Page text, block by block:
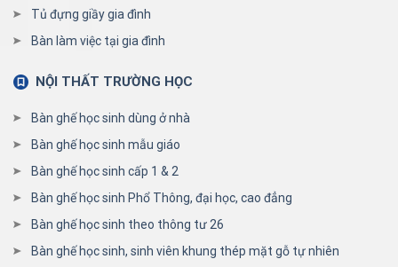
Tủ đựng giầy gia đình
Bàn làm việc tại gia đình
NỘI THẤT TRƯỜNG HỌC
Bàn ghế học sinh dùng ở nhà
Bàn ghế học sinh mẫu giáo
Bàn ghế học sinh cấp 1 & 2
Bàn ghế học sinh Phổ Thông, đại học, cao đẳng
Bàn ghế học sinh theo thông tư 26
Bàn ghế học sinh, sinh viên khung thép mặt gỗ tự nhiên